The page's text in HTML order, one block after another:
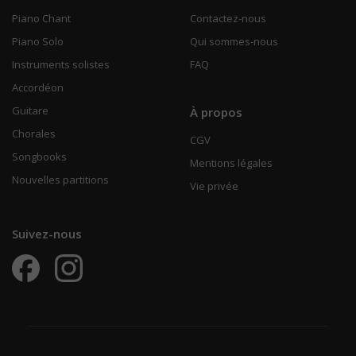
Piano Chant
Piano Solo
Instruments solistes
Accordéon
Guitare
Chorales
Songbooks
Nouvelles partitions
Contactez-nous
Qui sommes-nous
FAQ
À propos
CGV
Mentions légales
Vie privée
Suivez-nous